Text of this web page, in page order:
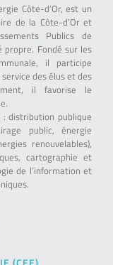
Côte-d’Or, est un
de la Côte-d’Or et
Publics de
propre. Fondé sur les
il participe
des élus et des
il favorise le
: distribution publique
public, énergie
renouvelables),
cartographie et
de l’information et